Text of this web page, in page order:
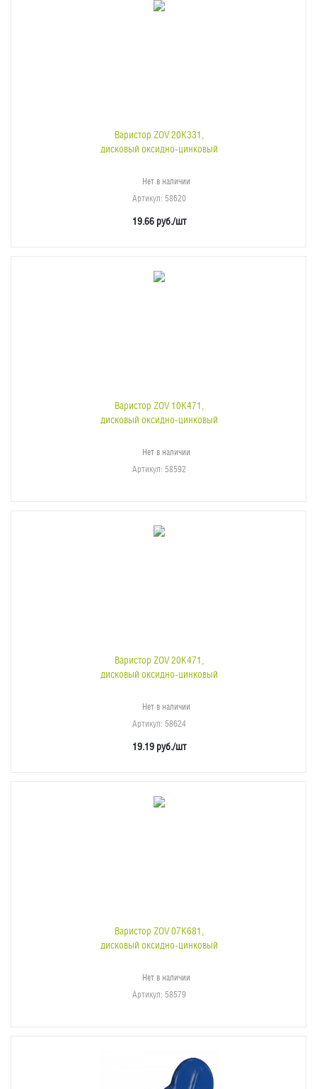
Варистор ZOV 20K331,
дисковый оксидно-цинковый
Нет в наличии
Артикул: 58620
19.66руб./шт
Варистор ZOV 10K471,
дисковый оксидно-цинковый
Нет в наличии
Артикул: 58592
Варистор ZOV 20K471,
дисковый оксидно-цинковый
Нет в наличии
Артикул: 58624
19.19руб./шт
Варистор ZOV 07K681,
дисковый оксидно-цинковый
Нет в наличии
Артикул: 58579